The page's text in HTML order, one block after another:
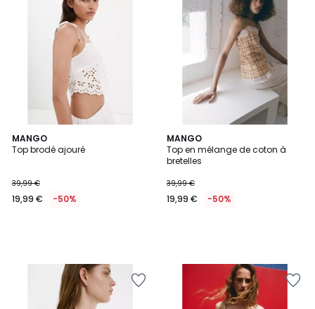
MANGO
Top brodé ajouré
39,99 €
19,99 € -50%
MANGO
Top en mélange de coton à
bretelles
39,99 €
19,99 € -50%